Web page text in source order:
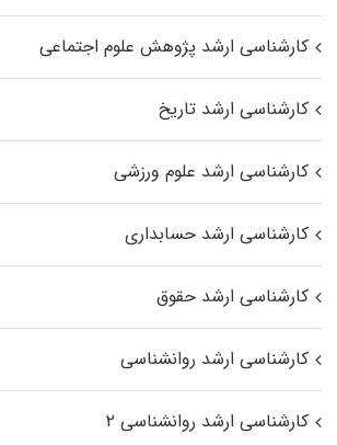
کارشناسی ارشد پژوهش علوم اجتماعی
کارشناسی ارشد تاریخ
کارشناسی ارشد علوم ورزشی
کارشناسی ارشد حسابداری
کارشناسی ارشد حقوق
کارشناسی ارشد روانشناسی
کارشناسی ارشد روانشناسی ۲